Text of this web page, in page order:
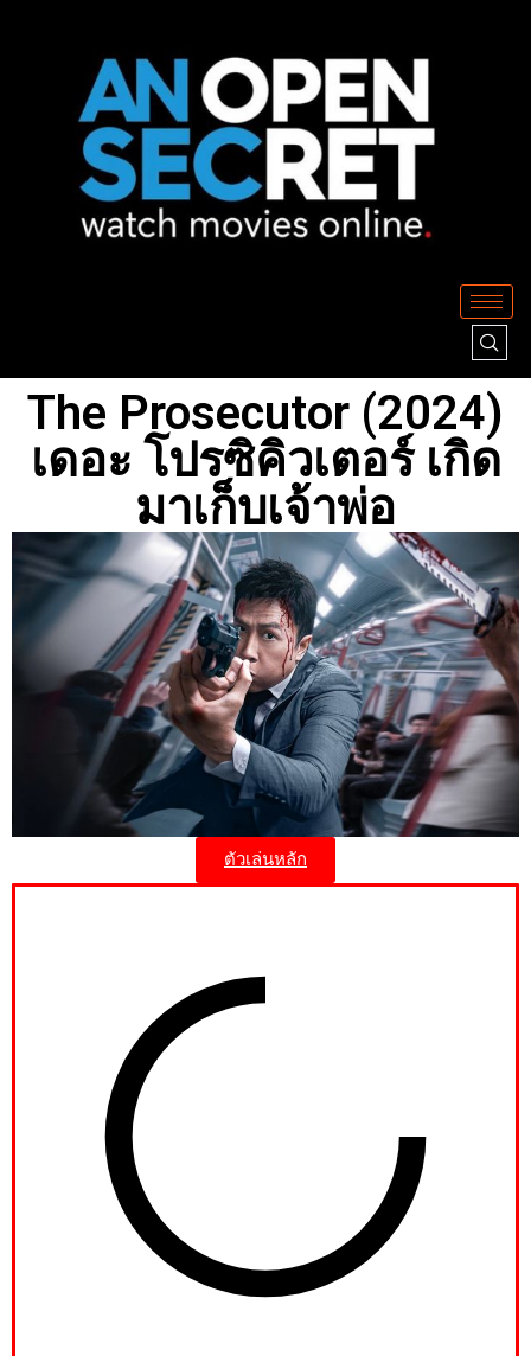
The Prosecutor (2024)
เดอะ โปรซิคิวเตอร์ เกิด
มาเก็บเจ้าพ่อ
ตัวเล่นหลัก